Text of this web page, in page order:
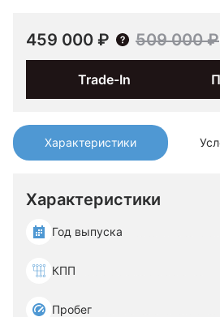
Характеристики
Характеристики
Год выпуска
КПП
Пробег
459 000 ₽ 509 000 ₽
Trade-In